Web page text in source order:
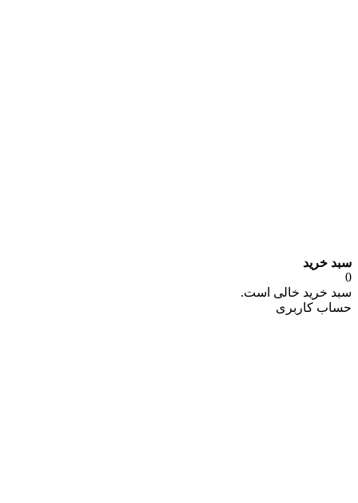
سبد خرید
0
سبد خرید خالی است.
حساب کاربری